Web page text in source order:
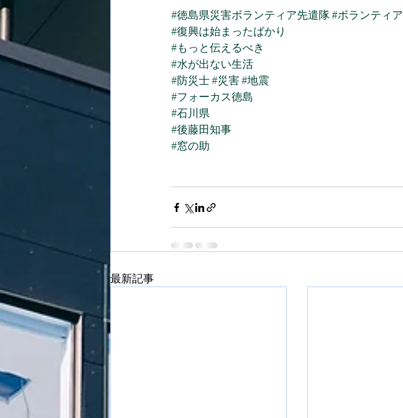
#徳島県災害ボランティア先遣隊#ボランティア
#復興は始まったばかり
#もっと伝えるべき
#水が出ない生活
#防災士#災害#地震
#フォーカス徳島
#石川県
#後藤田知事
#窓の助
最新記事